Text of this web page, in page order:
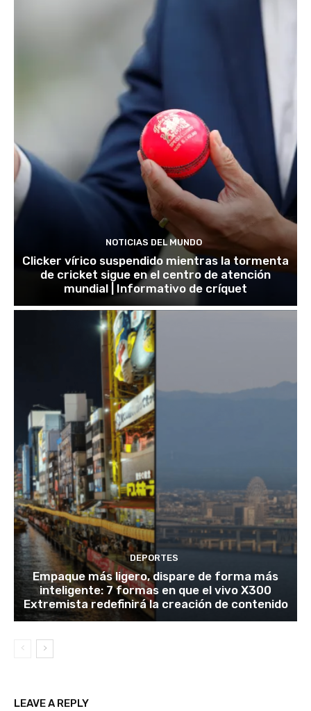
NOTICIAS DEL MUNDO
Clicker vírico suspendido mientras la tormenta
de cricket sigue en el centro de atención
mundial | Informativo de críquet
DEPORTES
Empaque más ligero, dispare de forma más
inteligente: 7 formas en que el vivo X300
Extremista redefinirá la creación de contenido
LEAVE A REPLY